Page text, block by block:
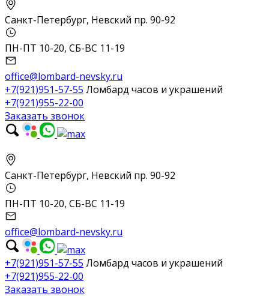
Санкт-Петербург, Невский пр. 90-92
ПН-ПТ 10-20, СБ-ВС 11-19
office@lombard-nevsky.ru
+7(921)951-57-55 Ломбард часов и украшений
+7(921)955-22-00
Заказать звонок
Санкт-Петербург, Невский пр. 90-92
ПН-ПТ 10-20, СБ-ВС 11-19
office@lombard-nevsky.ru
+7(921)951-57-55 Ломбард часов и украшений
+7(921)955-22-00
Заказать звонок